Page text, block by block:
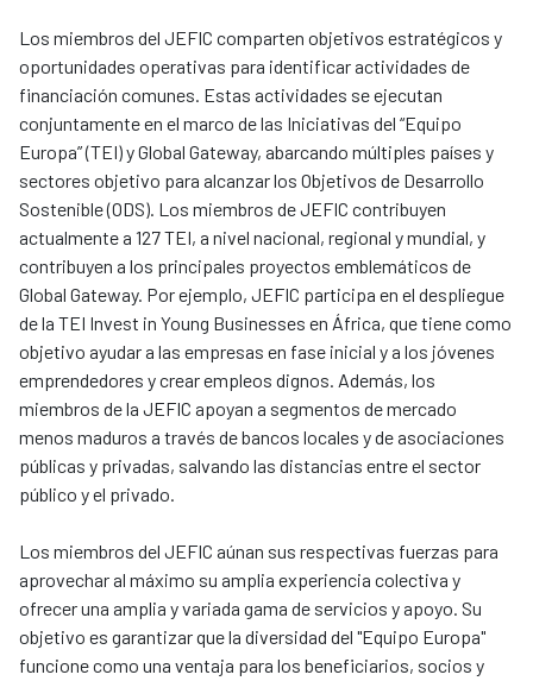
Los miembros del JEFIC comparten objetivos estratégicos y
oportunidades operativas para identificar actividades de
financiación comunes. Estas actividades se ejecutan
conjuntamente en el marco de las Iniciativas del “Equipo
Europa” (TEI) y Global Gateway, abarcando múltiples países y
sectores objetivo para alcanzar los Objetivos de Desarrollo
Sostenible (ODS). Los miembros de JEFIC contribuyen
actualmente a 127 TEI, a nivel nacional, regional y mundial, y
contribuyen a los principales proyectos emblemáticos de
Global Gateway. Por ejemplo, JEFIC participa en el despliegue
de la TEI Invest in Young Businesses en África, que tiene como
objetivo ayudar a las empresas en fase inicial y a los jóvenes
emprendedores y crear empleos dignos. Además, los
miembros de la JEFIC apoyan a segmentos de mercado
menos maduros a través de bancos locales y de asociaciones
públicas y privadas, salvando las distancias entre el sector
público y el privado.
Los miembros del JEFIC aúnan sus respectivas fuerzas para
aprovechar al máximo su amplia experiencia colectiva y
ofrecer una amplia y variada gama de servicios y apoyo. Su
objetivo es garantizar que la diversidad del "Equipo Europa"
funcione como una ventaja para los beneficiarios, socios y